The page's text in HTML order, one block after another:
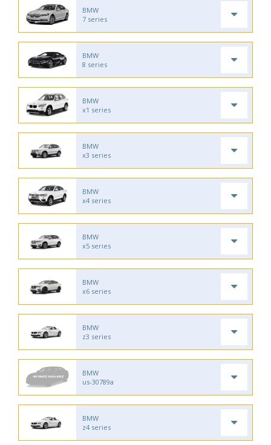
BMW
7 series
BMW
8 series
BMW
x1 series
BMW
x3 series
BMW
x4 series
BMW
x5 series
BMW
x6 series
BMW
z3 series
BMW
us-30789a
BMW
z4 series